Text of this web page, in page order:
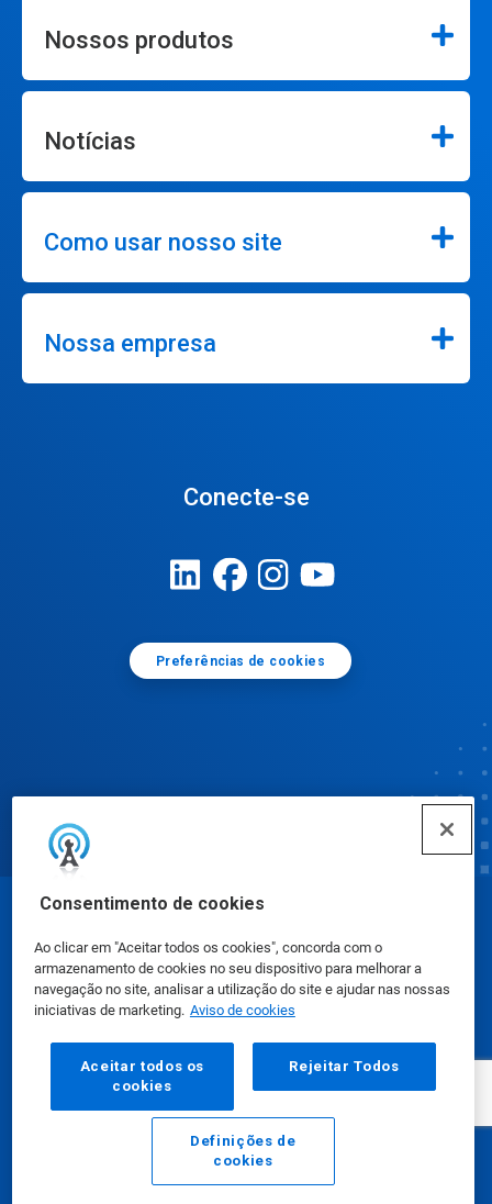
Consentimento de cookies
Ao clicar em "Aceitar todos os cookies", concorda com o
armazenamento de cookies no seu dispositivo para melhorar a
navegação no site, analisar a utilização do site e ajudar nas nossas
iniciativas de marketing. Aviso de cookies
Aceitar todos os
cookies
Rejeitar Todos
Definições de
cookies
Nossos produtos
Notícias
Como usar nosso site
Nossa empresa
Conecte-se
Preferências de cookies
E-mail Ligar
Fichas de Informação de Segurança de Produtos
Químicos|Política de Privacidade